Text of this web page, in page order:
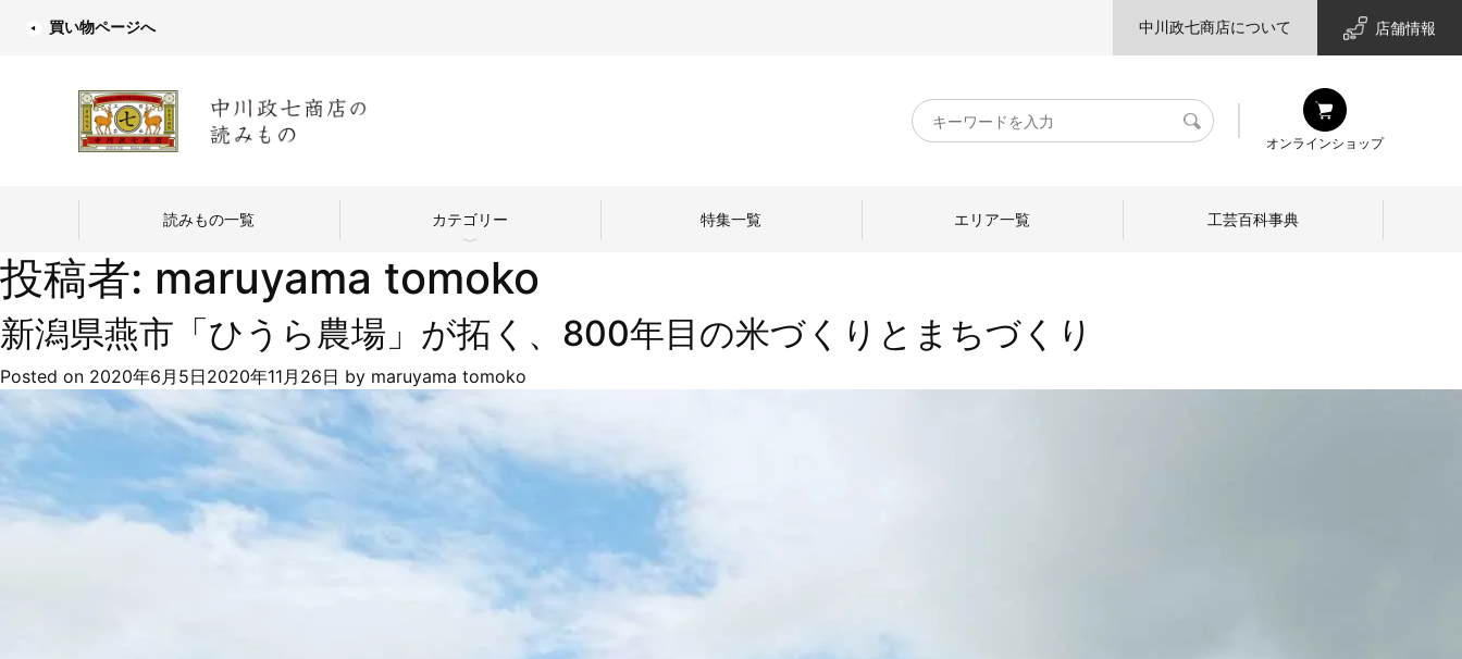
買い物ページへ 中川政七商店について 店舗情報
キ
ー
検
オンラインショップ
読みもの一覧 カテゴリー
中川政七商店のものづくり
特集一覧 エリア一覧 工芸百科事典
投稿者: maruyama tomoko
新潟県燕市「ひうら農場」が拓く、800年目の米づくりとまちづくり
Posted on 2020年6月5日2020年11月26日 by maruyama tomoko